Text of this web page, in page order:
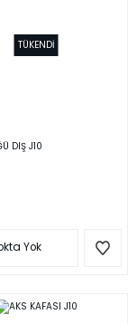
TÜKENDİ
DIŞ J10
Yok